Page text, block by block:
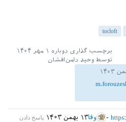
tocloft
برچسب گذاری دوباره ۱ مهر ۱۴۰۴
توسطوحید دامن‌افشان
۱۳ بهمن ۱۴۰۳وفا